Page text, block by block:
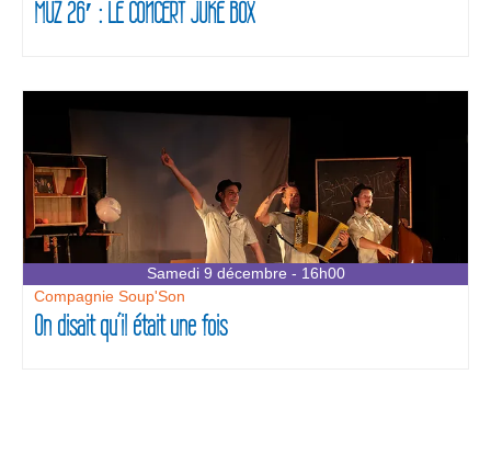
MUZ 26′ : LE CONCERT JUKE BOX
Samedi 9 décembre - 16h00
Compagnie Soup'Son
On disait qu’il était une fois